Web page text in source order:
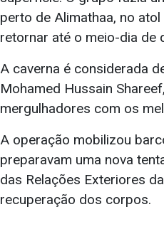
perto de Alimathaa, no
retornar até o meio-dia de
A caverna é considerada
Mohamed Hussain
mergulhadores com os
A operação mobilizou
preparavam uma nova
das Relações Exteriores
recuperação dos corpos.